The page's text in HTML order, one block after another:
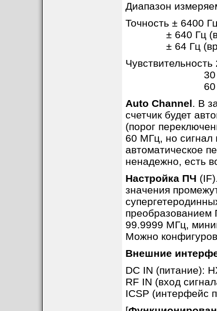
Диапазон
Точность ± 6400
± 640 Гц
± 64 Гц
30 МГц ..
60 МГц ..
Auto Channel. В
счетчик будет
(порог
60 МГц, но сигнал
автоматическое
ненадежно, есть
Настройка ПЧ
значения
преобразованием
99.9999 МГц,
Можно
Внешние
DC IN (питание):
RF IN (вход
ICSP (интерфейс